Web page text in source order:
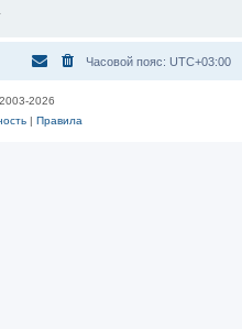
Часовой пояс: UTC+03:00
2026
| Правила